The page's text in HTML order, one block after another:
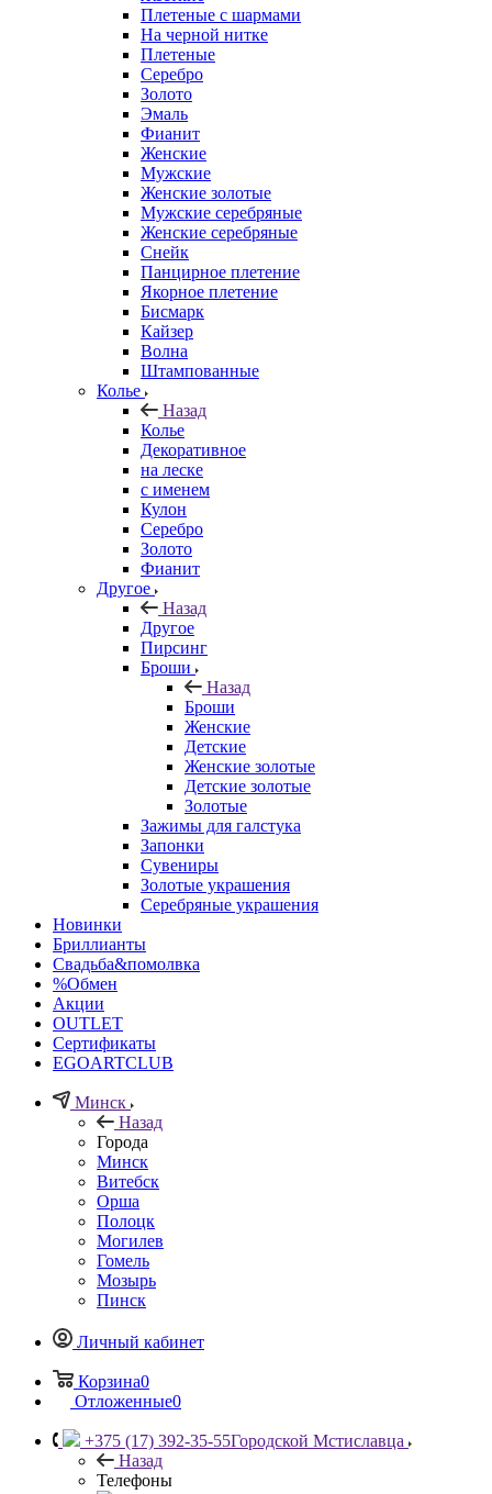
Плетеные с шармами
На черной нитке
Плетеные
Серебро
Золото
Эмаль
Фианит
Женские
Мужские
Женские золотые
Мужские серебряные
Женские серебряные
Снейк
Панцирное плетение
Якорное плетение
Бисмарк
Кайзер
Волна
Штампованные
Колье
Назад
Колье
Декоративное
на леске
с именем
Кулон
Серебро
Золото
Фианит
Другое
Назад
Другое
Пирсинг
Броши
Назад
Броши
Женские
Детские
Женские золотые
Детские золотые
Золотые
Зажимы для галстука
Запонки
Сувениры
Золотые украшения
Серебряные украшения
Новинки
Бриллианты
Свадьба&помолвка
%Обмен
Акции
OUTLET
Сертификаты
EGOARTCLUB
Минск
Назад
Города
Минск
Витебск
Орша
Полоцк
Могилев
Гомель
Мозырь
Пинск
Личный кабинет
Корзина0
Отложенные0
+375 (17) 392-35-55Городской Мстиславца
Назад
Телефоны